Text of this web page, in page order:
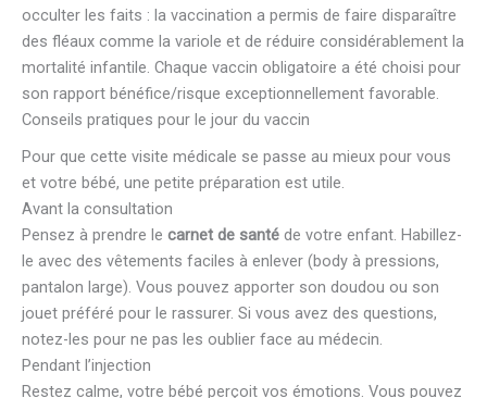
occulter les faits : la vaccination a permis de faire disparaître
des fléaux comme la variole et de réduire considérablement la
mortalité infantile. Chaque vaccin obligatoire a été choisi pour
son rapport bénéfice/risque exceptionnellement favorable.
Conseils pratiques pour le jour du vaccin
Pour que cette visite médicale se passe au mieux pour vous
et votre bébé, une petite préparation est utile.
Avant la consultation
Pensez à prendre le carnet de santé de votre enfant. Habillez-
le avec des vêtements faciles à enlever (body à pressions,
pantalon large). Vous pouvez apporter son doudou ou son
jouet préféré pour le rassurer. Si vous avez des questions,
notez-les pour ne pas les oublier face au médecin.
Pendant l’injection
Restez calme, votre bébé perçoit vos émotions. Vous pouvez